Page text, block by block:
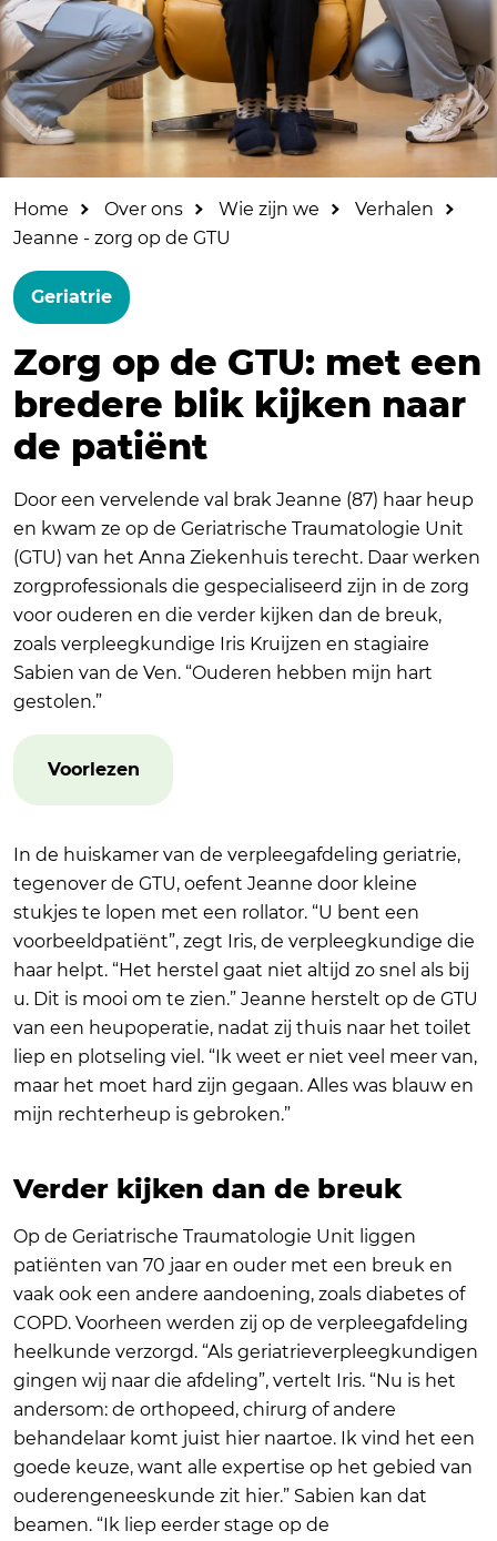
Home Over ons Wie zijn we
Verhalen
Jeanne - zorg op de GTU
Geriatrie
Zorg op de GTU: met een
bredere blik kijken naar
de patiënt
Door een vervelende val brak Jeanne (87) haar heup
en kwam ze op de Geriatrische Traumatologie Unit
(GTU) van het Anna Ziekenhuis terecht. Daar werken
zorgprofessionals die gespecialiseerd zijn in de zorg
voor ouderen en die verder kijken dan de breuk,
zoals verpleegkundige Iris Kruijzen en stagiaire
Sabien van de Ven. “Ouderen hebben mijn hart
gestolen.”
Voorlezen
In de huiskamer van de verpleegafdeling geriatrie,
tegenover de GTU, oefent Jeanne door kleine
stukjes te lopen met een rollator. “U bent een
voorbeeldpatiënt”, zegt Iris, de verpleegkundige die
haar helpt. “Het herstel gaat niet altijd zo snel als bij
u. Dit is mooi om te zien.” Jeanne herstelt op de GTU
van een heupoperatie, nadat zij thuis naar het toilet
liep en plotseling viel. “Ik weet er niet veel meer van,
maar het moet hard zijn gegaan. Alles was blauw en
mijn rechterheup is gebroken.”
Verder kijken dan de breuk
Op de Geriatrische Traumatologie Unit liggen
patiënten van 70 jaar en ouder met een breuk en
vaak ook een andere aandoening, zoals diabetes of
COPD. Voorheen werden zij op de verpleegafdeling
heelkunde verzorgd. “Als geriatrieverpleegkundigen
gingen wij naar die afdeling”, vertelt Iris. “Nu is het
andersom: de orthopeed, chirurg of andere
behandelaar komt juist hier naartoe. Ik vind het een
goede keuze, want alle expertise op het gebied van
ouderengeneeskunde zit hier.” Sabien kan dat
beamen. “Ik liep eerder stage op de